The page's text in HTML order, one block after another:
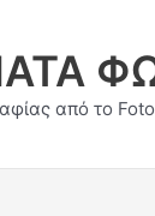
από το